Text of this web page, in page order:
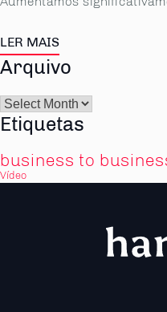
LER MAIS
Arquivo
Arquivo
Etiquetas
business to
Vídeo